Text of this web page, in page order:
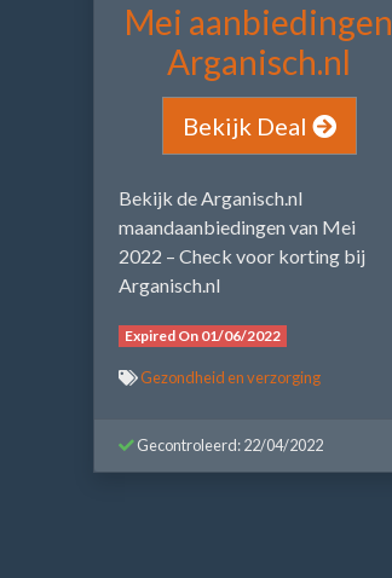
Mei aanbiedingen
Arganisch.nl
Bekijk Deal
Bekijk de Arganisch.nl
maandaanbiedingen van Mei
2022 – Check voor korting bij
Arganisch.nl
Expired On 01/06/2022
Gezondheid en verzorging
Gecontroleerd: 22/04/2022